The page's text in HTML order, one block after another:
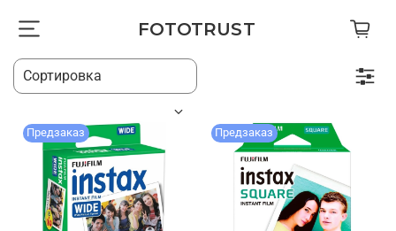
FOTOTRUST
Предзаказ Предзаказ